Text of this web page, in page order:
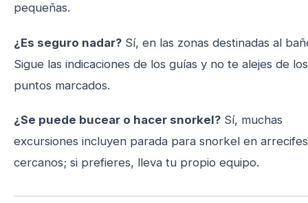
pequeñas.
¿Es seguro nadar? Sí, en las zonas destinadas al
Sigue las indicaciones de los guías y no te alejes de los
puntos marcados.
¿Se puede bucear o hacer snorkel? Sí, muchas
excursiones incluyen parada para snorkel en arrecifes
cercanos; si prefieres, lleva tu propio equipo.